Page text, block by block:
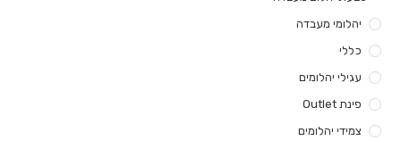
יהלומי מעבדה
כללי
עגילי יהלומים
פינת Outlet
צמידי יהלומים